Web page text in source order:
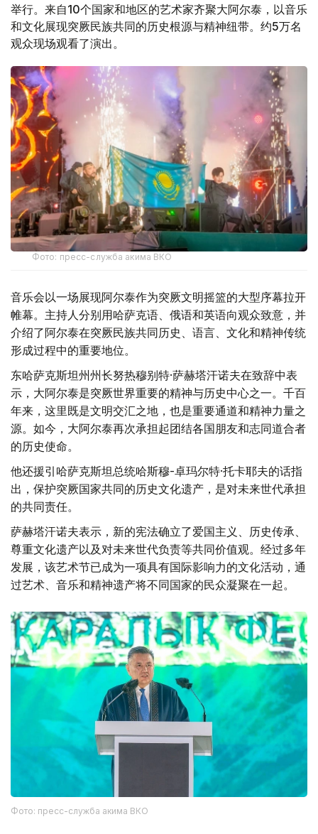
举行。来自10个国家和地区的艺术家齐聚大阿尔泰，以音乐
和文化展现突厥民族共同的历史根源与精神纽带。约5万名
观众现场观看了演出。
Фото: пресс-служба акима ВКО
音乐会以一场展现阿尔泰作为突厥文明摇篮的大型序幕拉开
帷幕。主持人分别用哈萨克语、俄语和英语向观众致意，并
介绍了阿尔泰在突厥民族共同历史、语言、文化和精神传统
形成过程中的重要地位。
东哈萨克斯坦州州长努热穆别特·萨赫塔汗诺夫在致辞中表
示，大阿尔泰是突厥世界重要的精神与历史中心之一。千百
年来，这里既是文明交汇之地，也是重要通道和精神力量之
源。如今，大阿尔泰再次承担起团结各国朋友和志同道合者
的历史使命。
他还援引哈萨克斯坦总统哈斯穆-卓玛尔特·托卡耶夫的话指
出，保护突厥国家共同的历史文化遗产，是对未来世代承担
的共同责任。
萨赫塔汗诺夫表示，新的宪法确立了爱国主义、历史传承、
尊重文化遗产以及对未来世代负责等共同价值观。经过多年
发展，该艺术节已成为一项具有国际影响力的文化活动，通
过艺术、音乐和精神遗产将不同国家的民众凝聚在一起。
Фото: пресс-служба акима ВКО